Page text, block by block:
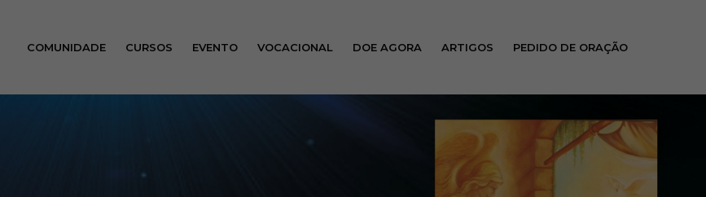
COMUNIDADE CURSOS EVENTO VOCACIONAL DOE AGORA ARTIGOS PEDIDO DE ORAÇÃO